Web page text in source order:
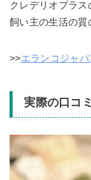
クレデリオプラ
飼い主の生活の質
>>エランコジャ
実際の口コ